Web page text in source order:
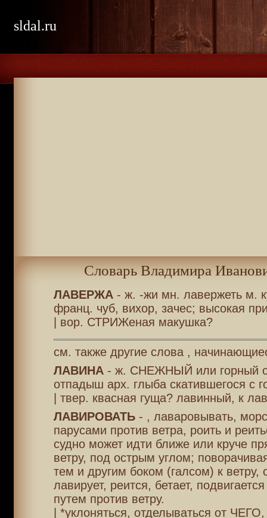
sldal.ru
Словарь Владимира
ЛАВЕРЖА- ж. -жи мн. лавержеть м.
франц. чуб, вихор, зачес; высокая
| вор. СТРИЖеная макушка?
см. также другие слова ,
ЛАВИНА- ж. СНЕЖНЫЙ или горный
отпадыш арх. глыба скатившегося с
| твер. квасная гуща? лавинный, к
ЛАВИРОВАТЬ- , лаваровывать,
парусами против ветра, роить и
судно может идти ближе или круче
ветру, под острым углом;
тем и другим боком (галсом) к ветру,
лавирует, реится, бетает,
путем против ветру.
| *уклоняться, отделываться от ЧЕГО,